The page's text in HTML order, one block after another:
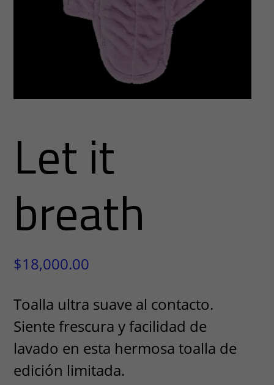
Let it
breath
$18,000.00
Toalla ultra suave al contacto.
Siente frescura y facilidad de
lavado en esta hermosa toalla de
edición limitada.